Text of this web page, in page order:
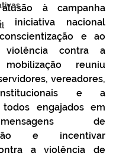
à campanha
iniciativa nacional
e ao
contra a
reuniu
vereadores,
e a
todos engajados em
de
e incentivar
a violência de